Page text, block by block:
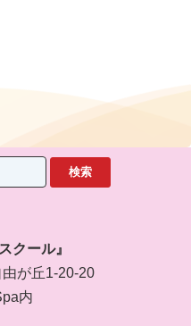
クール』
が丘1-20-20
内